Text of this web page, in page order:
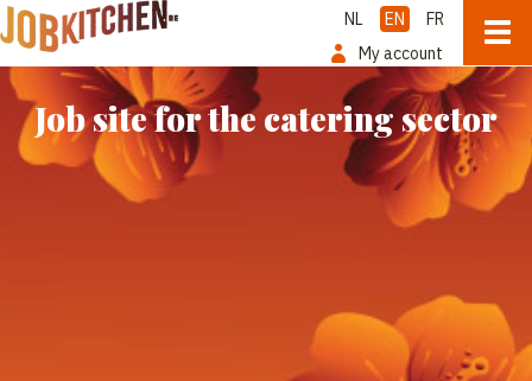
NL EN
FR
My account
Job site for the catering sector